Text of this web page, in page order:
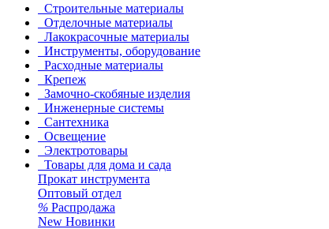
Строительные материалы
Отделочные материалы
Лакокрасочные материалы
Инструменты, оборудование
Расходные материалы
Крепеж
Замочно-скобяные изделия
Инженерные системы
Сантехника
Освещение
Электротовары
Товары для дома и сада
Прокат инструмента
Оптовый отдел
% Распродажа
New Новинки